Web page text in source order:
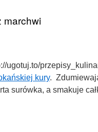
marchwi
ugotuj.to/
kury.
surówka, a smakuje